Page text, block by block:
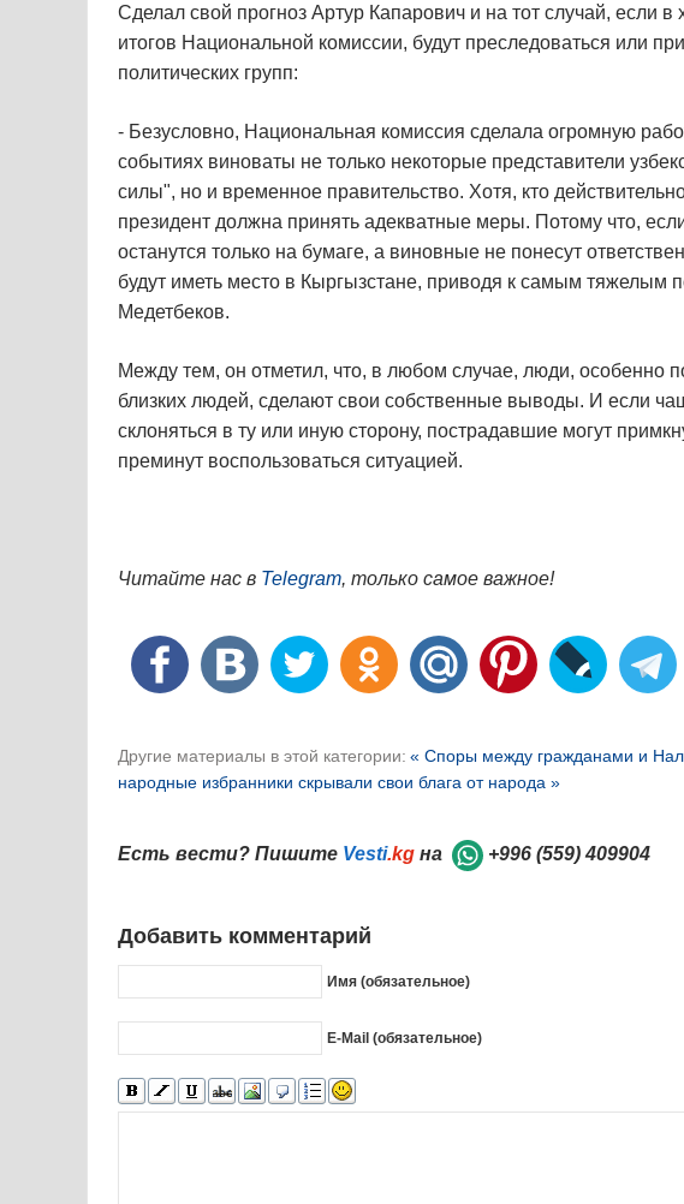
Сделал свой прогноз Артур Капарович и на тот случай, если
итогов Национальной комиссии, будут преследоваться или
политических групп:
- Безусловно, Национальная комиссия сделала огромную
событиях виноваты не только некоторые представители
силы", но и временное правительство. Хотя, кто
президент должна принять адекватные меры. Потому что,
останутся только на бумаге, а виновные не понесут
будут иметь место в Кыргызстане, приводя к самым тяжелым
Медетбеков.
Между тем, он отметил, что, в любом случае, люди, особенно
близких людей, сделают свои собственные выводы. И если
склоняться в ту или иную сторону, пострадавшие могут
преминут воспользоваться ситуацией.
Читайте нас в Telegram, только самое важное!
Другие материалы в этой категории: « Споры между гражданами и
народные избранники скрывали свои блага от народа »
Есть вести? Пишите Vesti.kg на +996 (559) 409904
Добавить комментарий
Имя (обязательное)
E-Mail (обязательное)